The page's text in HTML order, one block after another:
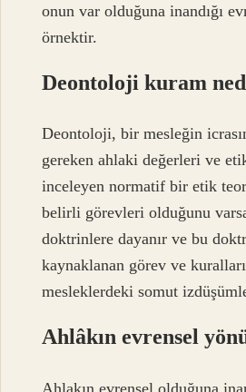
onun var olduğuna inandığı
örnektir.
Deontoloji kuram
Deontoloji, bir mesleğin
gereken ahlaki değerleri ve
inceleyen normatif bir etik
belirli görevleri olduğunu
doktrinlere dayanır ve bu
kaynaklanan görev ve
mesleklerdeki somut
Ahlâkın evrensel
Ahlakın evrensel olduğuna